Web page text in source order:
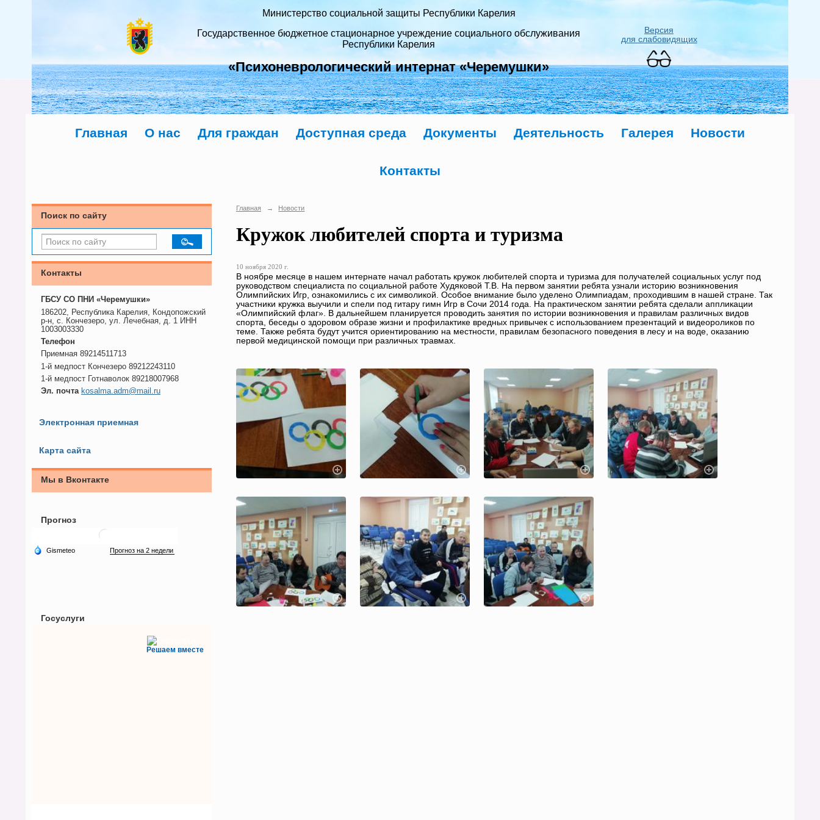
Министерство социальной защиты Республики Карелия
Государственное бюджетное стационарное учреждение социального обслуживания
Республики Карелия
«Психоневрологический интернат «Черемушки»
Версия
для слабовидящих
Главная О нас Для граждан Доступная среда Документы Деятельность Галерея Новости
Контакты
Поиск по сайту
Контакты
ГБСУ СО ПНИ «Черемушки»
186202, Республика Карелия, Кондопожский
р-н, с. Кончезеро, ул. Лечебная, д. 1 ИНН
1003003330
Телефон
Приемная 89214511713
1-й медпост Кончезеро 89212243110
1-й медпост Готнаволок 89218007968
Эл. почта kosalma.adm@mail.ru
Электронная приемная
Карта сайта
Мы в Вконтакте
Прогноз
Госуслуги
Решаем вместе
Главная → Новости
Кружок любителей спорта и туризма
10 ноября 2020 г.
В ноябре месяце в нашем интернате начал работать кружок любителей спорта и туризма для получателей социальных услуг под
руководством специалиста по социальной работе Худяковой Т.В. На первом занятии ребята узнали историю возникновения
Олимпийских Игр, ознакомились с их символикой. Особое внимание было уделено Олимпиадам, проходившим в нашей стране. Так
участники кружка выучили и спели под гитару гимн Игр в Сочи 2014 года. На практическом занятии ребята сделали аппликации
«Олимпийский флаг». В дальнейшем планируется проводить занятия по истории возникновения и правилам различных видов
спорта, беседы о здоровом образе жизни и профилактике вредных привычек с использованием презентаций и видеороликов по
теме. Также ребята будут учится ориентированию на местности, правилам безопасного поведения в лесу и на воде, оказанию
первой медицинской помощи при различных травмах.